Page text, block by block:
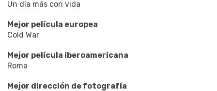
Un día más con vida
Mejor película europea
Cold War
Mejor película iberoamericana
Roma
Mejor dirección de fotografía